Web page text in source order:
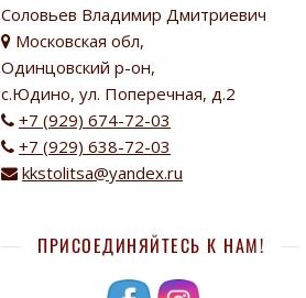
Соловьев Владимир Дмитриевич
Московская обл,
Одинцовский р-он,
с.Юдино, ул. Поперечная, д.2
+7 (929) 674-72-03
+7 (929) 638-72-03
kkstolitsa@yandex.ru
ПРИСОЕДИНЯЙТЕСЬ К НАМ!